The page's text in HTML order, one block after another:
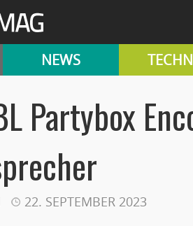
NEWS
Partybox
22. SEPTEMBER 2023